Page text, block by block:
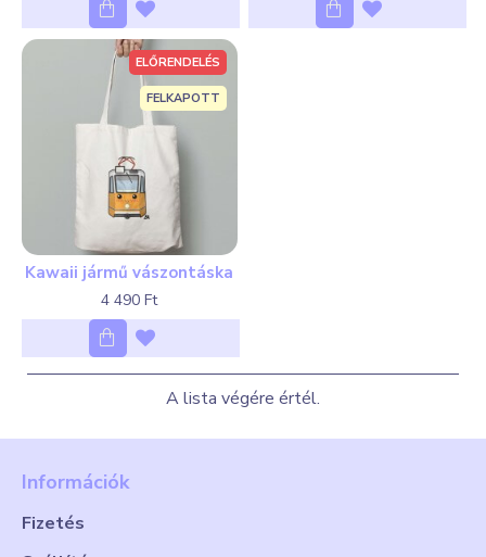
FELKAPOTT
ELŐRENDELÉS
Kawaii jármű vászontáska
4 490 Ft
A lista végére értél.
Információk
Fizetés